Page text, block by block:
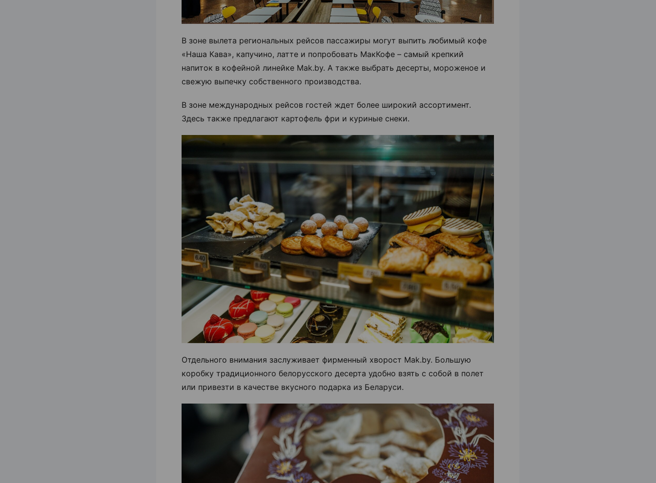
В зоне вылета региональных рейсов пассажиры могут выпить любимый кофе
«Наша Кава», капучино, латте и попробовать МакКофе – самый крепкий
напиток в кофейной линейке Mak.by. А также выбрать десерты, мороженое и
свежую выпечку собственного производства.
В зоне международных рейсов гостей ждет более широкий ассортимент.
Здесь также предлагают картофель фри и куриные снеки.
Отдельного внимания заслуживает фирменный хворост Mak.by. Большую
коробку традиционного белорусского десерта удобно взять с собой в полет
или привезти в качестве вкусного подарка из Беларуси.